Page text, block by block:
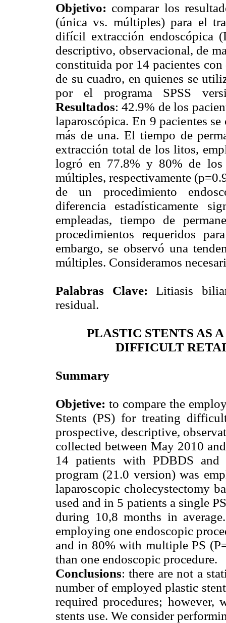
Objetivo: comparar los
(única vs. múltiples) para el
difícil extracción endoscópica
descriptivo, observacional, de
constituida por 14 pacientes
de su cuadro, en quienes se
por el programa SPSS
Resultados: 42.9% de los
laparoscópica. En 9 pacientes
más de una. El tiempo de
extracción total de los litos,
logró en 77.8% y 80% de los
múltiples, respectivamente
de un procedimiento
diferencia estadísticamente
empleadas, tiempo de
procedimientos requeridos
embargo, se observó una
múltiples. Consideramos
Palabras Clave: Litiasis
residual.
PLASTIC STENTS AS
DIFFICULT
Summary
Objetive: to compare the
Stents (PS) for treating
prospective, descriptive,
collected between May 2010
14 patients with PDBDS and
program (21.0 version) was
laparoscopic cholecystectomy
used and in 5 patients a single
during 10,8 months in
employing one endoscopic
and in 80% with multiple PS
than one endoscopic procedure.
Conclusions: there are not a
number of employed plastic
required procedures;
stents use. We consider